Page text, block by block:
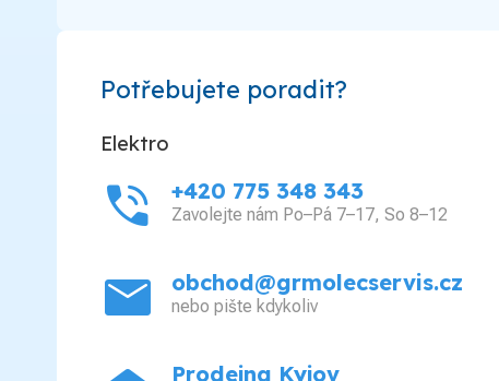
Potřebujete poradit?
Elektro
phone_in_talk +420 775 348 343
Zavolejte nám Po–Pá 7–17, So 8–12
mail obchod@grmolecservis.cz
nebo pište kdykoliv
Prodejna Kyjov